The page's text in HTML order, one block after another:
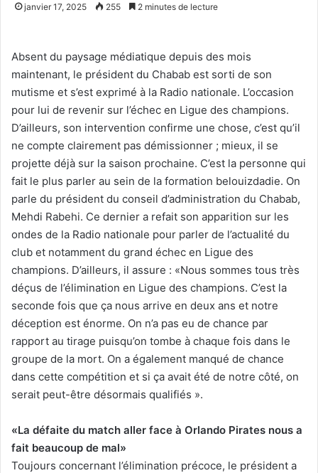
janvier 17, 2025 255 2 minutes de lecture
Absent du paysage médiatique depuis des mois
maintenant, le président du Chabab est sorti de son
mutisme et s’est exprimé à la Radio nationale. L’occasion
pour lui de revenir sur l’échec en Ligue des champions.
D’ailleurs, son intervention confirme une chose, c’est qu’il
ne compte clairement pas démissionner ; mieux, il se
projette déjà sur la saison prochaine. C’est la personne qui
fait le plus parler au sein de la formation belouizdadie. On
parle du président du conseil d’administration du Chabab,
Mehdi Rabehi. Ce dernier a refait son apparition sur les
ondes de la Radio nationale pour parler de l’actualité du
club et notamment du grand échec en Ligue des
champions. D’ailleurs, il assure : «Nous sommes tous très
déçus de l’élimination en Ligue des champions. C’est la
seconde fois que ça nous arrive en deux ans et notre
déception est énorme. On n’a pas eu de chance par
rapport au tirage puisqu’on tombe à chaque fois dans le
groupe de la mort. On a également manqué de chance
dans cette compétition et si ça avait été de notre côté, on
serait peut-être désormais qualifiés ».
«La défaite du match aller face à Orlando Pirates nous a
fait beaucoup de mal»
Toujours concernant l’élimination précoce, le président a